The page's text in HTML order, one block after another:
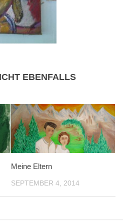
EBENFALLS
Meine Eltern
SEPTEMBER 4, 2014